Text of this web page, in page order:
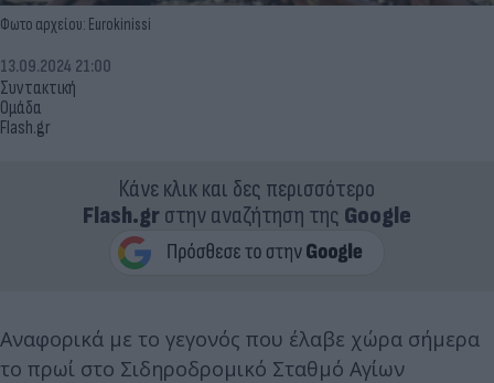
Φωτο αρχείου: Eurokinissi
Συντακτική
Ομάδα
Flash.gr
13.09.2024 21:00
Κάνε κλικ και δες περισσότερο
Flash.grστην αναζήτηση της Google
Αναφορικά με το γεγονός που έλαβε χώρα σήμερα
το πρωί στο Σιδηροδρομικό Σταθμό Αγίων